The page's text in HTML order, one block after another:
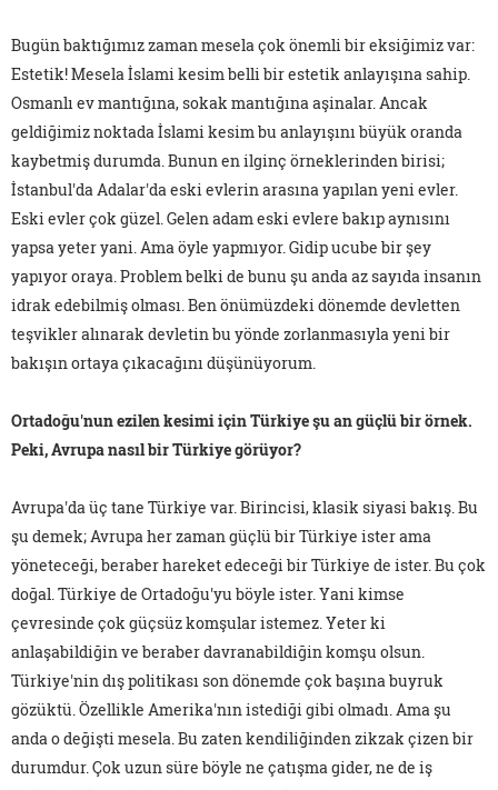
Bugün baktığımız zaman mesela çok önemli bir eksiğimiz var:
Estetik! Mesela İslami kesim belli bir estetik anlayışına sahip.
Osmanlı ev mantığına, sokak mantığına aşinalar. Ancak
geldiğimiz noktada İslami kesim bu anlayışını büyük oranda
kaybetmiş durumda. Bunun en ilginç örneklerinden birisi;
İstanbul'da Adalar'da eski evlerin arasına yapılan yeni evler.
Eski evler çok güzel. Gelen adam eski evlere bakıp aynısını
yapsa yeter yani. Ama öyle yapmıyor. Gidip ucube bir şey
yapıyor oraya. Problem belki de bunu şu anda az sayıda insanın
idrak edebilmiş olması. Ben önümüzdeki dönemde devletten
teşvikler alınarak devletin bu yönde zorlanmasıyla yeni bir
bakışın ortaya çıkacağını düşünüyorum.
Ortadoğu'nun ezilen kesimi için Türkiye şu an güçlü bir örnek.
Peki, Avrupa nasıl bir Türkiye görüyor?
Avrupa'da üç tane Türkiye var. Birincisi, klasik siyasi bakış. Bu
şu demek; Avrupa her zaman güçlü bir Türkiye ister ama
yöneteceği, beraber hareket edeceği bir Türkiye de ister. Bu çok
doğal. Türkiye de Ortadoğu'yu böyle ister. Yani kimse
çevresinde çok güçsüz komşular istemez. Yeter ki
anlaşabildiğin ve beraber davranabildiğin komşu olsun.
Türkiye'nin dış politikası son dönemde çok başına buyruk
gözüktü. Özellikle Amerika'nın istediği gibi olmadı. Ama şu
anda o değişti mesela. Bu zaten kendiliğinden zikzak çizen bir
durumdur. Çok uzun süre böyle ne çatışma gider, ne de iş